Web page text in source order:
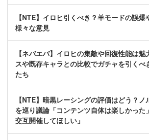
【NTE】イロヒ引くべき？羊モードの誤
様々な意見
【ネバエバ】イロヒの集敵や回復性能は
スや既存キャラとの比較でガチャを引くべ
たち
【NTE】暗黒レーシングの評価はどう？
を巡り議論「コンテンツ自体は楽しかった
交互開催してほしい」